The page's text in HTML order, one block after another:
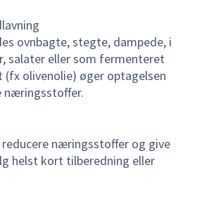
ovnbagte, stegte, dampede, i
salater eller som fermenteret
olivenolie) øger optagelsen
næringsstoffer og give
helst kort tilberedning eller